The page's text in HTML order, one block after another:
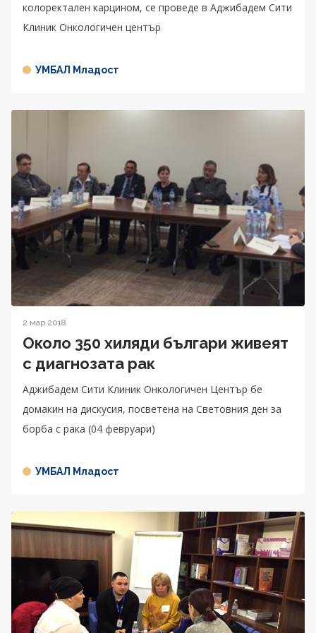
колоректален карцином, се проведе в Аджибадем Сити
Клиник Онкологичен център
УМБАЛ Младост
2 мар 2018
Около 350 хиляди българи живеят
с диагнозата рак
Аджибадем Сити Клиник Онкологичен Център бе
домакин на дискусия, посветена на Световния ден за
борба с рака (04 февруари)
УМБАЛ Младост